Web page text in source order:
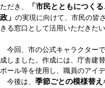
ただき、
「市民とともにつく
政」 の実現に向けて、市民の皆
きる窓口として活用いただきた
今回、市の公式キャラクター
成しました。作成には、庁舎建
ポール等を使用し、職員のアイ
​ 今後は、 季節ごとの模様替え